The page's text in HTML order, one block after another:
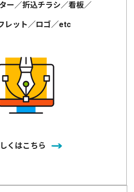
ー／折込チラシ／看板／
レット／ロゴ／etc
くはこちら